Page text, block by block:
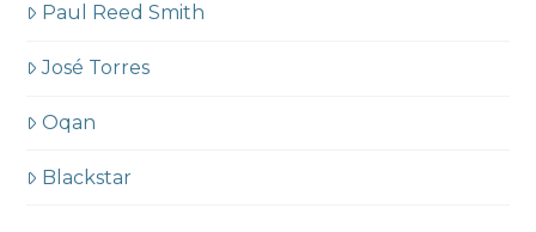
Paul Reed Smith
José Torres
Oqan
Blackstar